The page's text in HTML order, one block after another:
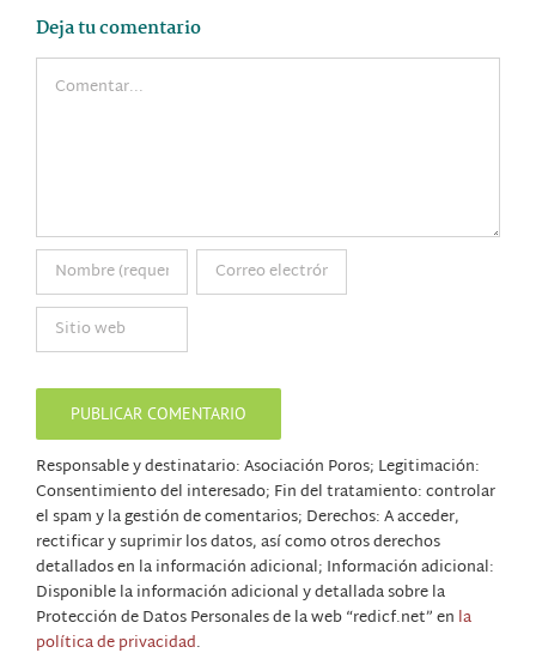
Deja tu comentario
Comentar
Responsable y destinatario: Asociación Poros; Legitimación:
Consentimiento del interesado; Fin del tratamiento: controlar
el spam y la gestión de comentarios; Derechos: A acceder,
rectificar y suprimir los datos, así como otros derechos
detallados en la información adicional; Información adicional:
Disponible la información adicional y detallada sobre la
Protección de Datos Personales de la web “redicf.net” en la
política de privacidad.